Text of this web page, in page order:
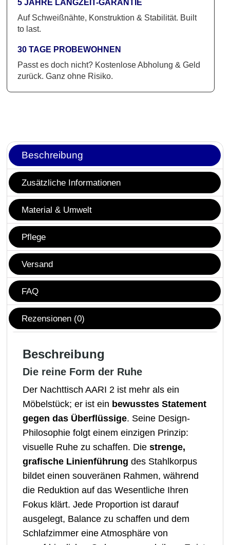
5 JAHRE LANGZEIT-GARANTIE
Auf Schweißnähte, Konstruktion & Stabilität. Built
to last.
30 TAGE PROBEWOHNEN
Passt es doch nicht? Kostenlose Abholung & Geld
zurück. Ganz ohne Risiko.
Beschreibung
Zusätzliche Informationen
Material & Umwelt
Pflege
Versand
FAQ
Rezensionen (0)
Beschreibung
Die reine Form der Ruhe
Der Nachttisch AARI 2 ist mehr als ein
Möbelstück; er ist ein bewusstes Statement
gegen das Überflüssige. Seine Design-
Philosophie folgt einem einzigen Prinzip:
visuelle Ruhe zu schaffen. Diestrenge,
grafische Linienführung des Stahlkorpus
bildet einen souveränen Rahmen, während
die Reduktion auf das Wesentliche Ihren
Fokus klärt. Jede Proportion ist darauf
ausgelegt, Balance zu schaffen und dem
Schlafzimmer eine Atmosphäre von